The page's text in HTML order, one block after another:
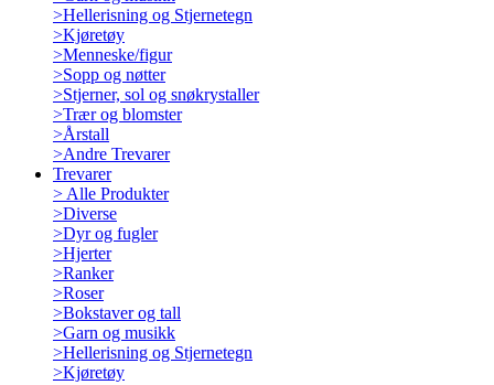
>Hellerisning og Stjernetegn
>Kjøretøy
>Menneske/figur
>Sopp og nøtter
>Stjerner, sol og snøkrystaller
>Trær og blomster
>Årstall
>Andre Trevarer
Trevarer
> Alle Produkter
>Diverse
>Dyr og fugler
>Hjerter
>Ranker
>Roser
>Bokstaver og tall
>Garn og musikk
>Hellerisning og Stjernetegn
>Kjøretøy